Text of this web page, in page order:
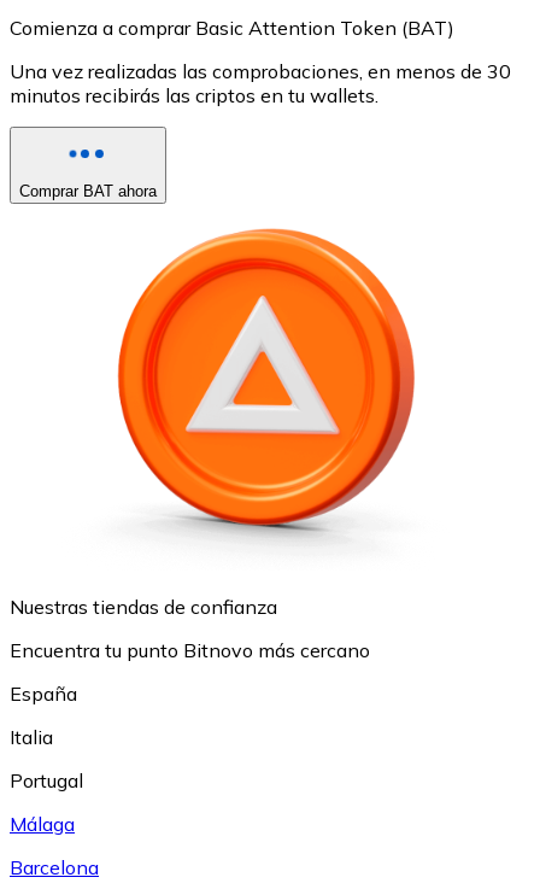
Comienza a comprar Basic Attention Token (BAT)
Una vez realizadas las comprobaciones, en menos de 30
minutos recibirás las criptos en tu wallets.
Comprar BAT ahora
Nuestras tiendas de confianza
Encuentra tu punto Bitnovo más cercano
España
Italia
Portugal
Málaga
Barcelona